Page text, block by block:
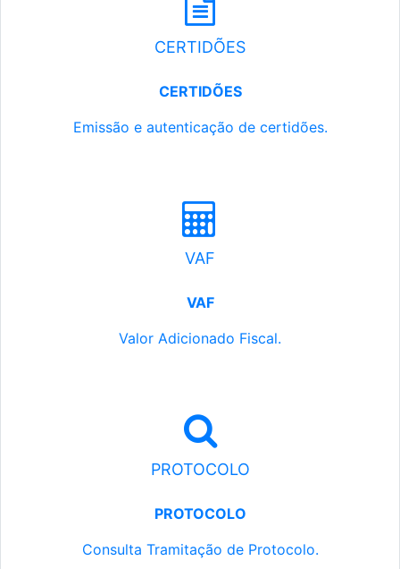
CERTIDÕES
CERTIDÕES
Emissão e autenticação de certidões.
VAF
VAF
Valor Adicionado Fiscal.
PROTOCOLO
PROTOCOLO
Consulta Tramitação de Protocolo.